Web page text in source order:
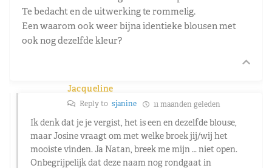
Te bedacht en de uitwerking te rommelig.
Een waarom ook weer bijna identieke blousen met
ook nog dezelfde kleur?
Jacqueline
Reply to sjanine 11 maanden geleden
Ik denk dat je je vergist, het is een en dezelfde blouse,
maar Josine vraagt om met welke broek jij/wij het
mooiste vinden. Ja Natan, breek me mijn … niet open.
Onbegrijpelijk dat deze naam nog rondgaat in